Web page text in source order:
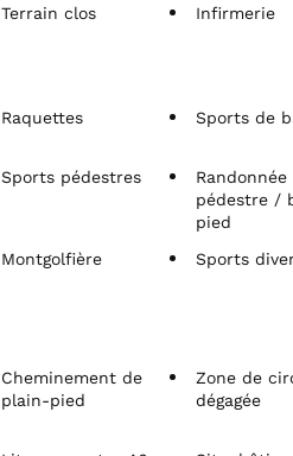
Terrain clos Infirmerie
Raquettes Sports de
Sports pédestres
Randonnée
pédestre /
pied
Montgolfière Sports
Cheminement de
plain-pied
Zone de
dégagée